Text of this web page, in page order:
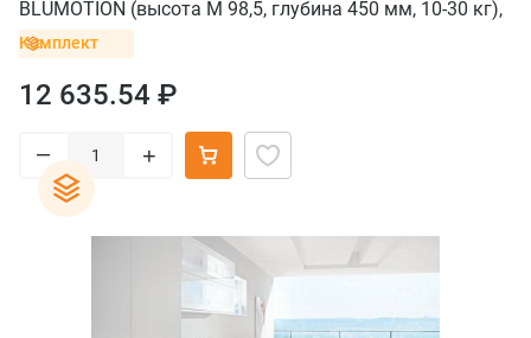
BLUMOTION (высота M 98,5, глубина 450 мм, 10-30 кг),
серый орион
Комплект
12 635.54 ₽
– +